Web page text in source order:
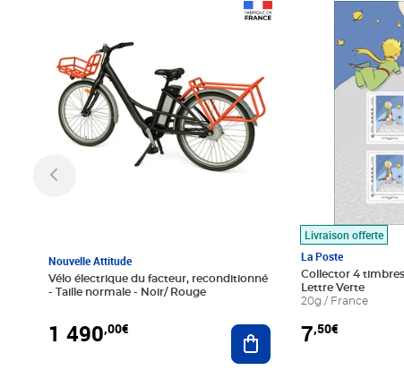
Nouvelle Attitude
Vélo électrique du facteur, reconditionné
- Taille normale - Noir/ Rouge
1 490,00€ Ajouter au panier
Livraison offerte
La Poste
Collector 4
Lettre Verte
20g / France
7,50€
Prix 7,50€